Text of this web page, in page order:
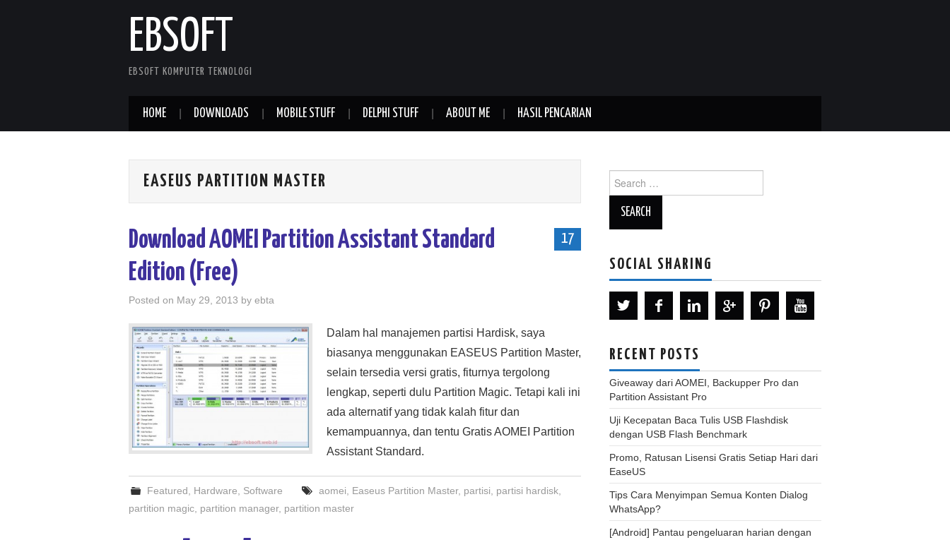
EBSOFT
EBSOFT KOMPUTER TEKNOLOGI
HOME DOWNLOADS MOBILE STUFF DELPHI STUFF ABOUT ME HASIL PENCARIAN
EASEUS PARTITION MASTER
17
Download AOMEI Partition Assistant Standard
Edition (Free)
Posted on May 29, 2013 by ebta
Dalam hal manajemen partisi Hardisk, saya
biasanya menggunakan EASEUS Partition Master,
selain tersedia versi gratis, fiturnya tergolong
lengkap, seperti dulu Partition Magic. Tetapi kali ini
ada alternatif yang tidak kalah fitur dan
kemampuannya, dan tentu Gratis AOMEI Partition
Assistant Standard.
Featured Hardware Software aomei Easeus Partition Master, partisi partisi hardisk,
partition magic partition manager, partition master
for:
SOCIAL SHARING
RECENT POSTS
Giveaway dari AOMEI, Backupper Pro dan
Partition Assistant Pro
Uji Kecepatan Baca Tulis USB Flashdisk
dengan USB Flash Benchmark
Promo, Ratusan Lisensi Gratis Setiap Hari dari
EaseUS
Tips Cara Menyimpan Semua Konten Dialog
WhatsApp?
[Android] Pantau pengeluaran harian dengan